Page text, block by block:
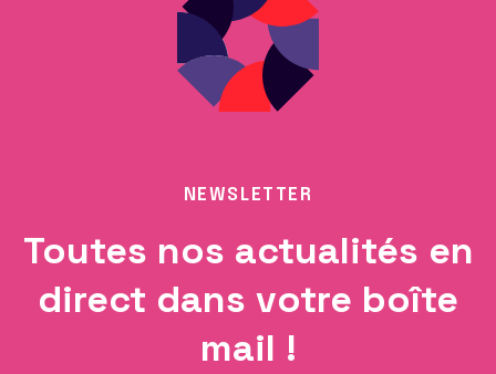
NEWSLETTER
Toutes nos actualités en
direct dans votre boîte
mail !